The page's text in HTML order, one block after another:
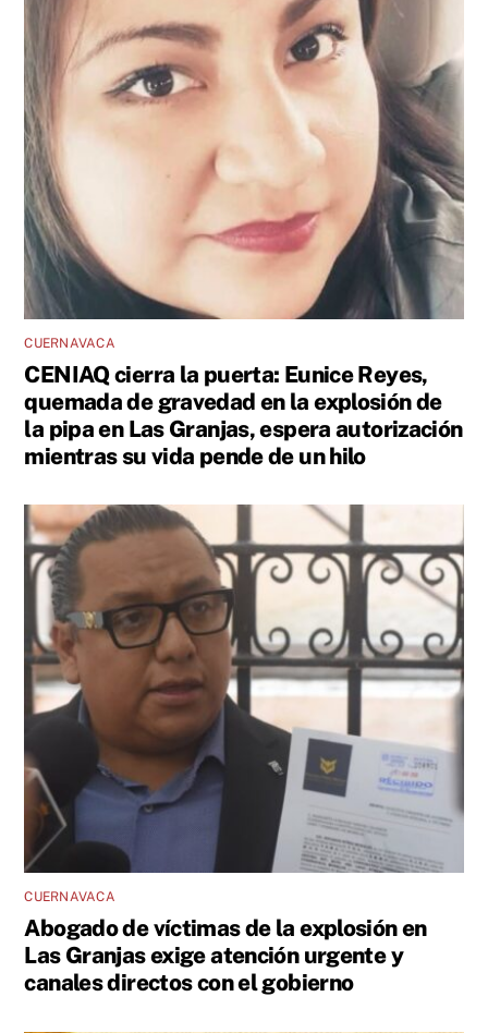
CUERNAVACA
CENIAQ cierra la puerta: Eunice Reyes,
quemada de gravedad en la explosión de
la pipa en Las Granjas, espera autorización
mientras su vida pende de un hilo
CUERNAVACA
Abogado de víctimas de la explosión en
Las Granjas exige atención urgente y
canales directos con el gobierno